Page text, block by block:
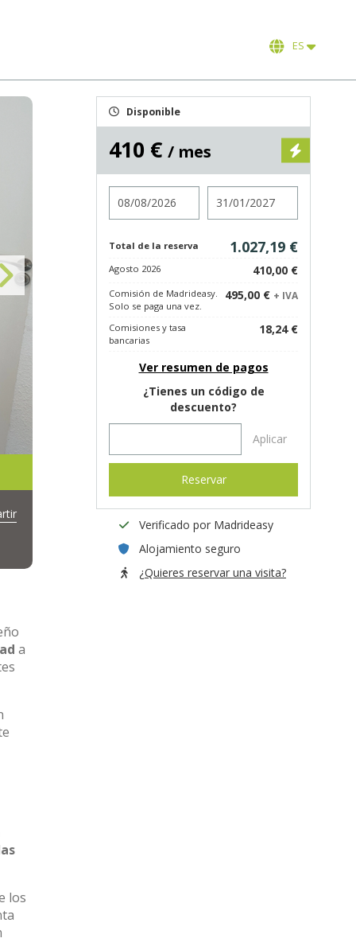
ES
a
los
Disponible
410 € / mes
Total de la reserva 1.027,19 €
Agosto 2026 410,00 €
Comisión de Madrideasy.
Solo se paga una vez.
495,00 € + IVA
Comisiones y tasa
bancarias
18,24 €
Ver resumen de pagos
¿Tienes un código de
descuento?
Aplicar
Reservar
Verificado por Madrideasy
Alojamiento seguro
¿Quieres reservar una visita?